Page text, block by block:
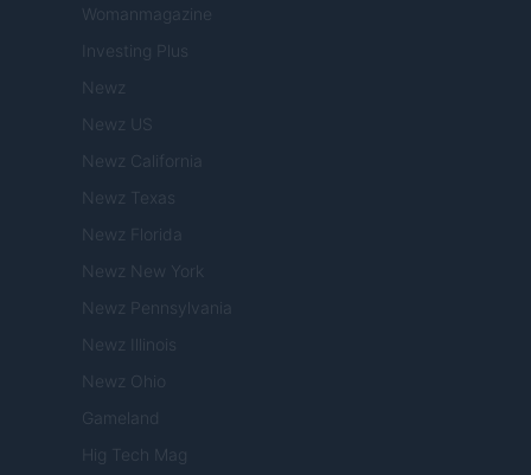
Womanmagazine
Investing Plus
Newz
Newz US
Newz California
Newz Texas
Newz Florida
Newz New York
Newz Pennsylvania
Newz Illinois
Newz Ohio
Gameland
Hig Tech Mag